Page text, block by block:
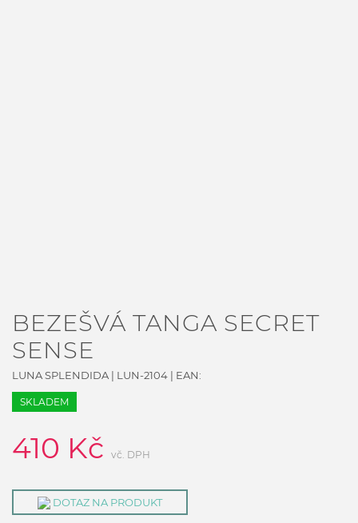
BEZEŠVÁ TANGA SECRET
SENSE
LUNA SPLENDIDA | LUN-2104 | EAN:
SKLADEM
410 Kč vč. DPH
DOTAZ NA PRODUKT